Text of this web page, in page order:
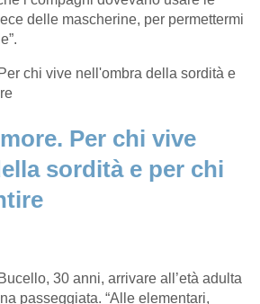
delle mascherine, per permettermi
Per chi vive
sordità e per chi
30 anni, arrivare all’età adulta
passeggiata. “Alle elementari,